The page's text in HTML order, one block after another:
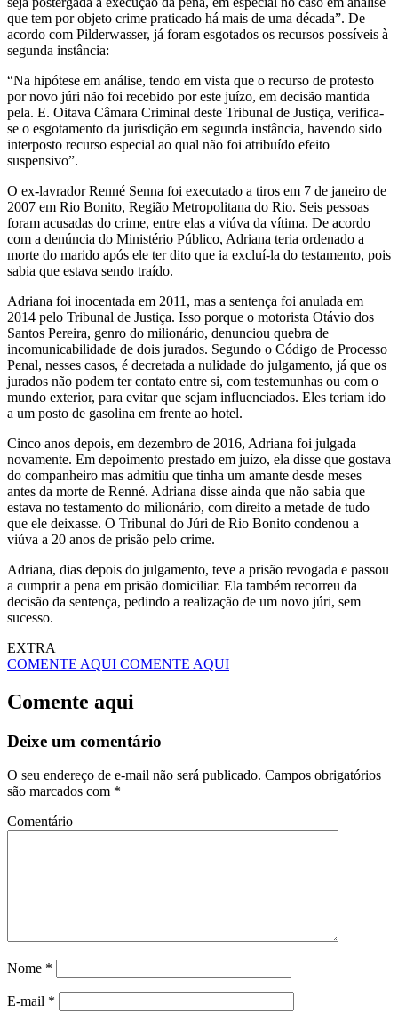
que tem por objeto crime praticado há mais de uma década”. De
acordo com Pilderwasser, já foram esgotados os recursos possíveis à
segunda instância:
“Na hipótese em análise, tendo em vista que o recurso de protesto
por novo júri não foi recebido por este juízo, em decisão mantida
pela. E. Oitava Câmara Criminal deste Tribunal de Justiça, verifica-
se o esgotamento da jurisdição em segunda instância, havendo sido
interposto recurso especial ao qual não foi atribuído efeito
suspensivo”.
O ex-lavrador Renné Senna foi executado a tiros em 7 de janeiro de
2007 em Rio Bonito, Região Metropolitana do Rio. Seis pessoas
foram acusadas do crime, entre elas a viúva da vítima. De acordo
com a denúncia do Ministério Público, Adriana teria ordenado a
morte do marido após ele ter dito que ia excluí-la do testamento, pois
sabia que estava sendo traído.
Adriana foi inocentada em 2011, mas a sentença foi anulada em
2014 pelo Tribunal de Justiça. Isso porque o motorista Otávio dos
Santos Pereira, genro do milionário, denunciou quebra de
incomunicabilidade de dois jurados. Segundo o Código de Processo
Penal, nesses casos, é decretada a nulidade do julgamento, já que os
jurados não podem ter contato entre si, com testemunhas ou com o
mundo exterior, para evitar que sejam influenciados. Eles teriam ido
a um posto de gasolina em frente ao hotel.
Cinco anos depois, em dezembro de 2016, Adriana foi julgada
novamente. Em depoimento prestado em juízo, ela disse que gostava
do companheiro mas admitiu que tinha um amante desde meses
antes da morte de Renné. Adriana disse ainda que não sabia que
estava no testamento do milionário, com direito a metade de tudo
que ele deixasse. O Tribunal do Júri de Rio Bonito condenou a
viúva a 20 anos de prisão pelo crime.
Adriana, dias depois do julgamento, teve a prisão revogada e passou
a cumprir a pena em prisão domiciliar. Ela também recorreu da
decisão da sentença, pedindo a realização de um novo júri, sem
sucesso.
EXTRA
COMENTE AQUI COMENTE AQUI
Comente aqui
Deixe um comentário
O seu endereço de e-mail não será publicado. Campos obrigatórios
são marcados com *
Comentário
Nome *
E-mail *